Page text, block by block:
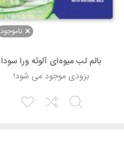
ناموجود
بالم لب میوه‌ای آلوئه ورا سودا
بزودی موجود می شود!